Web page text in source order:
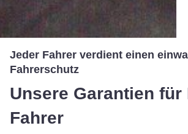
Jeder Fahrer verdient einen
Fahrerschutz
Unsere Garantien für
Fahrer